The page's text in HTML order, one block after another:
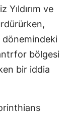
Yıldırım ve
dönemindeki
bölgesi
bir iddia